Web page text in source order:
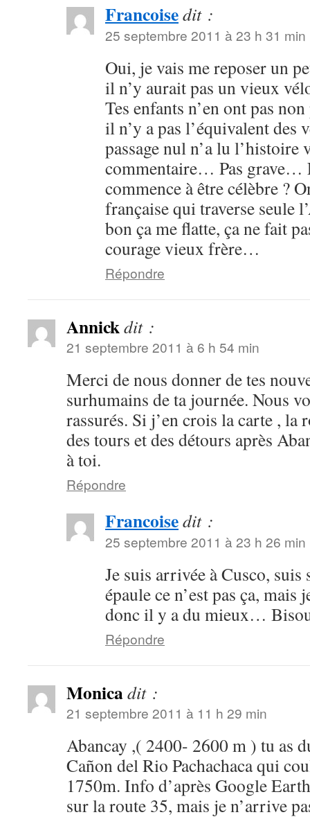
Francoisedit :
25 septembre 2011 à 23 h 31 min
Oui, je vais me reposer un
il n’y aurait pas un vieux
Tes enfants n’en ont pas
il n’y a pas l’équivalent des
passage nul n’a lu l’histoire
commentaire… Pas grave…
commence à être célèbre ?
française qui traverse seule
bon ça me flatte, ça ne fait
courage vieux frère…
Répondre
Annickdit :
21 septembre 2011 à 6 h 54 min
Merci de nous donner de tes
surhumains de ta journée. Nous
rassurés. Si j’en crois la carte , la
des tours et des détours après
à toi.
Répondre
Francoisedit :
25 septembre 2011 à 23 h 26 min
Je suis arrivée à Cusco, suis
épaule ce n’est pas ça,
donc il y a du mieux…
Répondre
Monicadit :
21 septembre 2011 à 11 h 29 min
Abancay ,( 2400- 2600 m ) tu as
Cañon del Rio Pachachaca qui
1750m. Info d’après Google
sur la route 35, mais je n’arrive